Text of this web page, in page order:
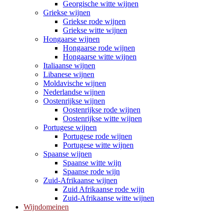
Georgische witte wijnen
Griekse wijnen
Griekse rode wijnen
Griekse witte wijnen
Hongaarse wijnen
Hongaarse rode wijnen
Hongaarse witte wijnen
Italiaanse wijnen
Libanese wijnen
Moldavische wijnen
Nederlandse wijnen
Oostenrijkse wijnen
Oostenrijkse rode wijnen
Oostenrijkse witte wijnen
Portugese wijnen
Portugese rode wijnen
Portugese witte wijnen
Spaanse wijnen
Spaanse witte wijn
Spaanse rode wijn
Zuid-Afrikaanse wijnen
Zuid Afrikaanse rode wijn
Zuid-Afrikaanse witte wijnen
Wijndomeinen